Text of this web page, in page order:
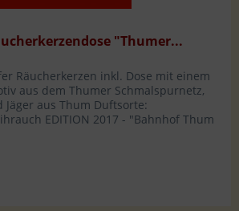
"Thumer...
Räucherkerzen inkl. Dose mit einem
aus dem Thumer Schmalspurnetz,
Jäger aus Thum Duftsorte:
EDITION 2017 - "Bahnhof Thum